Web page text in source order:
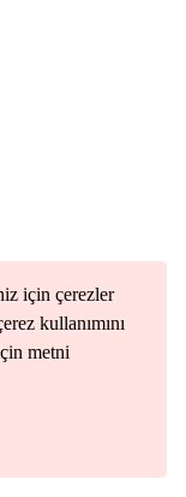
için çerezler
kullanımını
metni